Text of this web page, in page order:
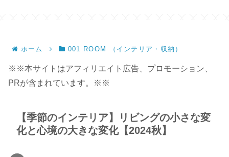
ホーム 001 ROOM （インテリア・収納）
※※本サイトはアフィリエイト広告、プロモーション、
PRが含まれています。※※
【季節のインテリア】リビングの小さな変
化と心境の大きな変化【2024秋】